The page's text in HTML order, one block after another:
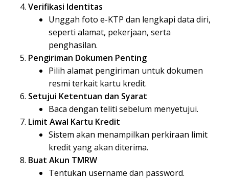
Verifikasi Identitas
Unggah foto e-KTP dan lengkapi data diri,
seperti alamat, pekerjaan, serta
penghasilan.
Pengiriman Dokumen Penting
Pilih alamat pengiriman untuk dokumen
resmi terkait kartu kredit.
Setujui Ketentuan dan Syarat
Baca dengan teliti sebelum menyetujui.
Limit Awal Kartu Kredit
Sistem akan menampilkan perkiraan limit
kredit yang akan diterima.
Buat Akun TMRW
Tentukan username dan password.